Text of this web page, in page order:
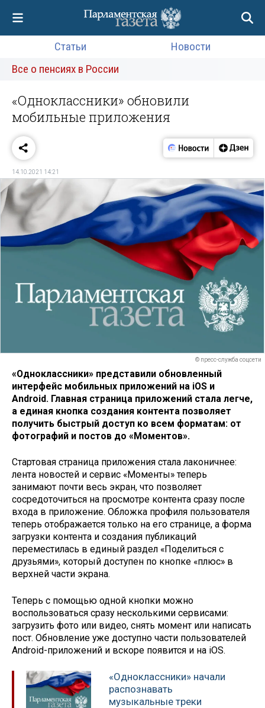
Статьи
Новости
Все о пенсиях в России
«Одноклассники» обновили
мобильные приложения
14.10.2021 14:21
© пресс-служба соцсети
«Одноклассники» представили обновленный
интерфейс мобильных приложений на iOS и
Android. Главная страница приложений стала легче,
а единая кнопка создания контента позволяет
получить быстрый доступ ко всем форматам: от
фотографий и постов до «Моментов».
Стартовая страница приложения стала лаконичнее:
лента новостей и сервис «Моменты» теперь
занимают почти весь экран, что позволяет
сосредоточиться на просмотре контента сразу после
входа в приложение. Обложка профиля пользователя
теперь отображается только на его странице, а форма
загрузки контента и создания публикаций
переместилась в единый раздел «Поделиться с
друзьями», который доступен по кнопке «плюс» в
верхней части экрана.
Теперь с помощью одной кнопки можно
воспользоваться сразу несколькими сервисами:
загрузить фото или видео, снять момент или написать
пост. Обновление уже доступно части пользователей
Android-приложений и вскоре появится и на iOS.
«Одноклассники» начали
распознавать
музыкальные треки